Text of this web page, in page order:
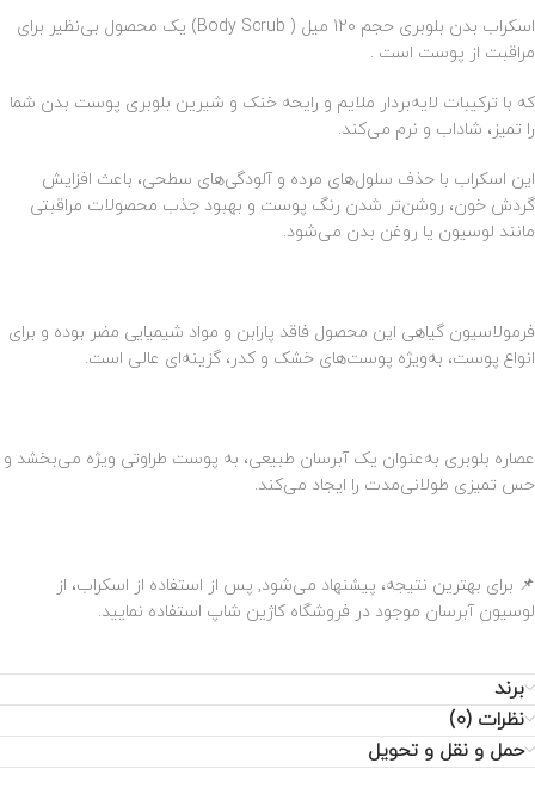
اسکراب بدن بلوبری حجم 120 میل ( Body Scrub) یک محصول بی‌نظیر برای
مراقبت از پوست است .
که با ترکیبات لایه‌بردار ملایم و رایحه خنک و شیرین بلوبری پوست بدن شما
را تمیز، شاداب و نرم می‌کند.
این اسکراب با حذف سلول‌های مرده و آلودگی‌های سطحی، باعث افزایش
گردش خون، روشن‌تر شدن رنگ پوست و بهبود جذب محصولات مراقبتی
مانند لوسیون یا روغن بدن می‌شود.
فرمولاسیون گیاهی این محصول فاقد پارابن و مواد شیمیایی مضر بوده و برای
انواع پوست، به‌ویژه پوست‌های خشک و کدر، گزینه‌ای عالی است.
عصاره بلوبری به‌عنوان یک آبرسان طبیعی، به پوست طراوتی ویژه می‌بخشد و
حس تمیزی طولانی‌مدت را ایجاد می‌کند.
📌 برای بهترین نتیجه، پیشنهاد می‌شود, پس از استفاده از اسکراب، از
لوسیون آبرسان موجود در فروشگاه کاژین شاپ استفاده نمایید.
برند
نظرات (0)
حمل و نقل و تحویل